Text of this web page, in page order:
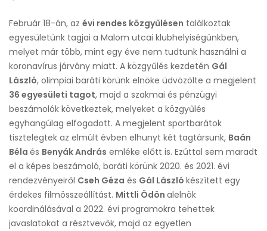
Február 18-án, az évi rendes közgyűlésen találkoztak
egyesületünk tagjai a Malom utcai klubhelyiségünkben,
melyet már több, mint egy éve nem tudtunk használni a
koronavírus járvány miatt. A közgyűlés kezdetén Gál
László, olimpiai baráti körünk elnöke üdvözölte a megjelent
36 egyesületi tagot, majd a szakmai és pénzügyi
beszámolók következtek, melyeket a közgyűlés
egyhangúlag elfogadott. A megjelent sportbarátok
tisztelegtek az elmúlt évben elhunyt két tagtársunk, Baán
Béla és Benyák András emléke előtt is. Ezúttal sem maradt
el a képes beszámoló, baráti körünk 2020. és 2021. évi
rendezvényeiről Cseh Géza és Gál László készített egy
érdekes filmösszeállítást. Mittli Ödön alelnök
koordinálásával a 2022. évi programokra tehettek
javaslatokat a résztvevők, majd az egyetlen